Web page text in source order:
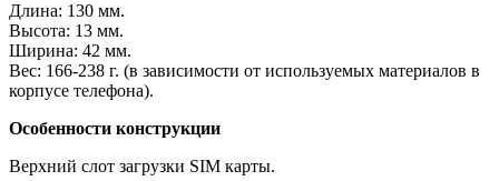
Длина: 130 мм.
Высота: 13 мм.
Ширина: 42 мм.
Вес: 166-238 г. (в зависимости от используемых материалов в
корпусе телефона).
Особенности конструкции
Верхний слот загрузки SIM карты.